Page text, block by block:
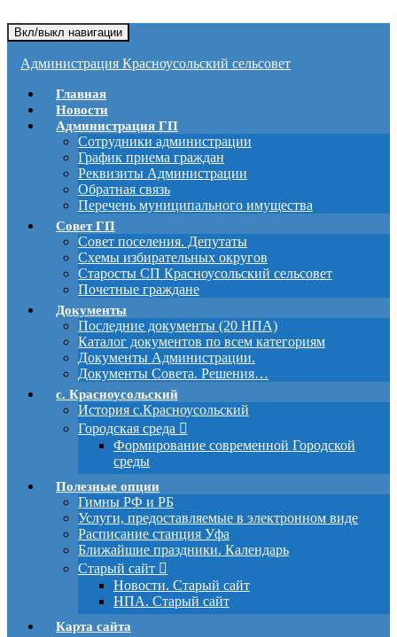
Вкл/выкл навигации
Администрация Красноусольский сельсовет
Главная
Новости
Администрация ГП
Сотрудники администрации
График приема граждан
Реквизиты Администрации
Обратная связь
Перечень муниципального имущества
Совет ГП
Совет поселения. Депутаты
Схемы избирательных округов
Старосты СП Красноусольский сельсовет
Почетные граждане
Документы
Последние документы (20 НПА)
Каталог документов по всем категориям
Документы Администрации.
Документы Совета. Решения…
с. Красноусольский
История с.Красноусольский
Городская среда
Формирование современной Городской
среды
Полезные опции
Гимны РФ и РБ
Услуги, предоставляемые в электронном виде
Расписание станция Уфа
Ближайшие праздники. Календарь
Старый сайт
Новости. Старый сайт
НПА. Старый сайт
Карта сайта